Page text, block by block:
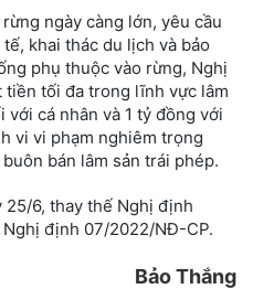
ngày càng lớn, yêu cầu
khai thác du lịch và bảo
phụ thuộc vào rừng, Nghị
tối đa trong lĩnh vực lâm
cá nhân và 1 tỷ đồng với
vi vi phạm nghiêm trọng
bán lâm sản trái phép.
6, thay thế Nghị định
định 07/2022/NĐ-CP.
Bảo Thắng